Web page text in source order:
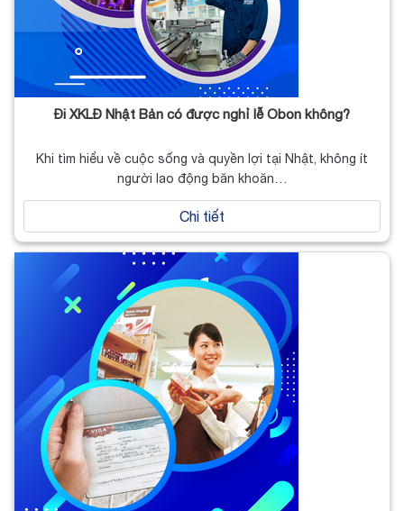
Đi XKLĐ Nhật Bản có được nghỉ lễ Obon không?
Khi tìm hiểu về cuộc sống và quyền lợi tại Nhật, không ít
người lao động băn khoăn…
Chi tiết